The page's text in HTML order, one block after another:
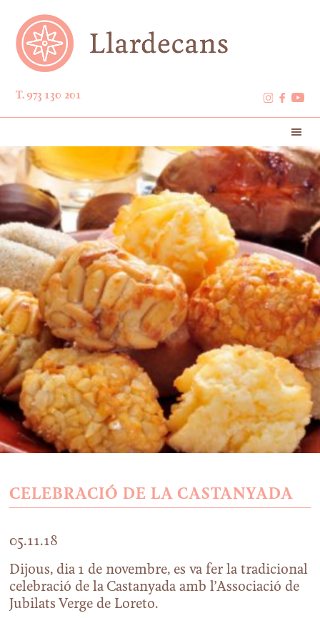
T. 973 130 201
CELEBRACIÓ DE LA CASTANYADA
05.11.18
Dijous, dia 1 de novembre, es va fer la tradicional
celebració de la Castanyada amb l’Associació de
Jubilats Verge de Loreto.